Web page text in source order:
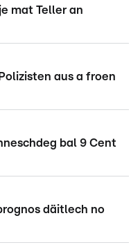
mat Teller an
aus a froen
bal 9 Cent
däitlech no